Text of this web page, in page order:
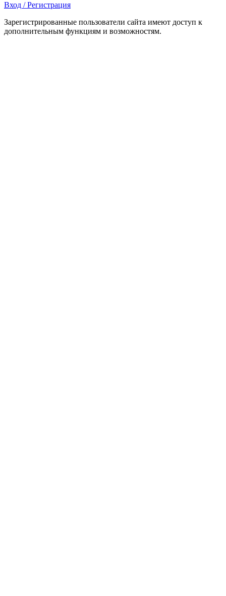
Вход / Регистрация
Зарегистрированные пользователи сайта имеют доступ к
дополнительным функциям и возможностям.